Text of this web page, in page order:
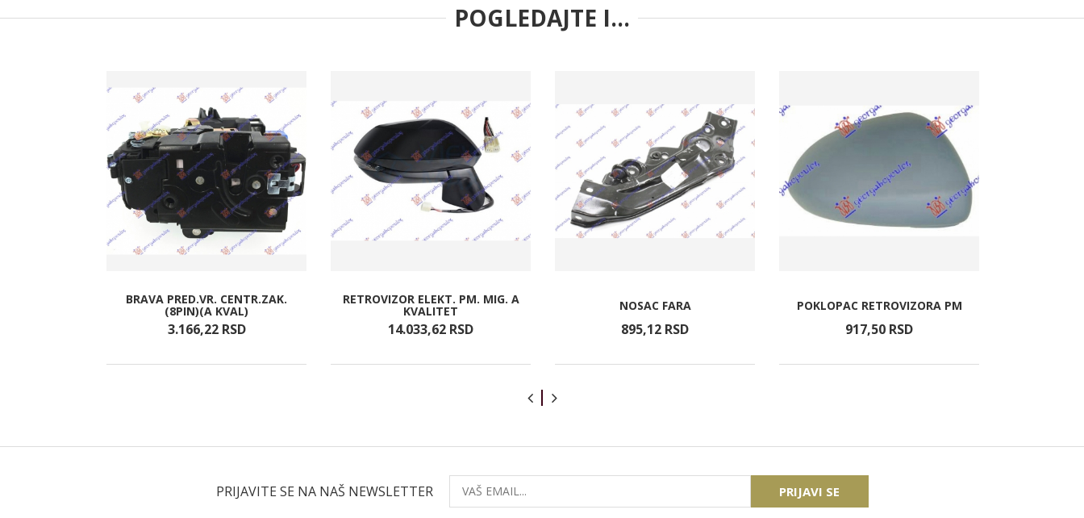
POGLEDAJTE I...
BRAVA PRED.VR. CENTR.ZAK.
(8PIN)(A KVAL)
3.166,22 RSD
RETROVIZOR ELEKT. PM. MIG. A
KVALITET
14.033,62 RSD
NOSAC FARA
895,12 RSD
POKLOPAC RETROVIZORA PM
917,50 RSD
PRIJAVITE SE NA NAŠ NEWSLETTER PRIJAVI SE